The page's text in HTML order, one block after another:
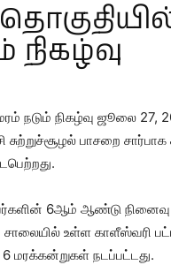
நிகழ்வு
நடும் நிகழ்வு ஜூலை 27,
சுற்றுச்சூழல் பாசறை
6ஆம் ஆண்டு
சாலையில் உள்ள காளீஸ்வரி
மரக்கன்றுகள் நடப்பட்டது.